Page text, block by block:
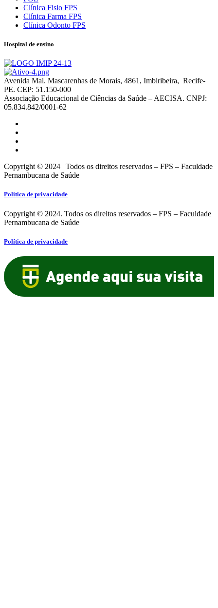
Clínica Fisio FPS
Clínica Farma FPS
Clínica Odonto FPS
Hospital de ensino
Avenida Mal. Mascarenhas de Morais, 4861, Imbiribeira, Recife-
PE. CEP: 51.150-000
Associação Educacional de Ciências da Saúde – AECISA. CNPJ:
05.834.842/0001-62
Copyright © 2024 | Todos os direitos reservados – FPS – Faculdade
Pernambucana de Saúde
Política de privacidade
Copyright © 2024. Todos os direitos reservados – FPS – Faculdade
Pernambucana de Saúde
Política de privacidade